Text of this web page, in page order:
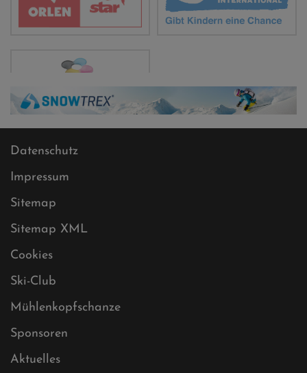
Datenschutz
Impressum
Sitemap
Sitemap XML
Cookies
Ski-Club
Mühlenkopfschanze